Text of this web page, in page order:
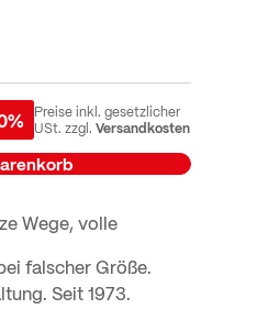
Preise inkl. gesetzlicher
USt. zzgl. Versandkosten
Wege, volle
falscher Größe.
Seit 1973.